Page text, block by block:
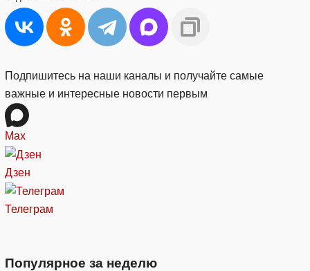
Подпишитесь на наши каналы и получайте самые
важные и интересные новости первым
Max
Дзен
Телеграм
Популярное за неделю